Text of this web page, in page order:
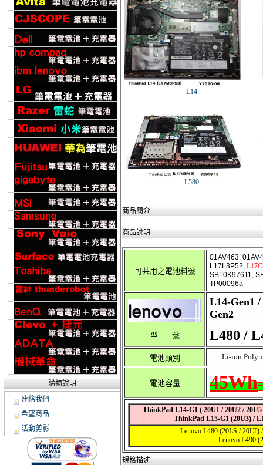
購物說明
連絡我們
希望商品
活動剪影
L14
L580
商品簡介
商品說明
可共用之電池料號
01AV463,
L17L3P52,
SB10K97611,
TP00096a
型 號
L14-Gen1
Gen2
L480 /
電池類別 Li-ion
電池容量 45Wh
ThinkPad L14-G1 ( 20U1 / 20U2 /
ThinkPad L15-G1 (20U3) /
Lenovo L480 (20LS /
Lenovo L490
規格描述